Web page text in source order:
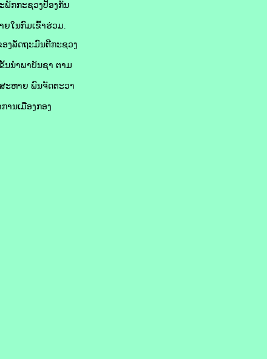
ພັກກະຊວງປ້ອງກັນ
ໃນກົມເຂົ້າຮ່ວມ.
ງລັດຖະມົນຕີກະຊວງ
ນນຳພາບັນຊາ ຕາມ
ະຫາຍ ພົນຈັດຕະວາ
ນເມືອງກອງ